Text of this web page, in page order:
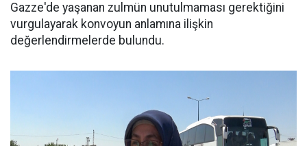
Gazze'de yaşanan zulmün unutulmaması gerektiğini
vurgulayarak konvoyun anlamına ilişkin
değerlendirmelerde bulundu.